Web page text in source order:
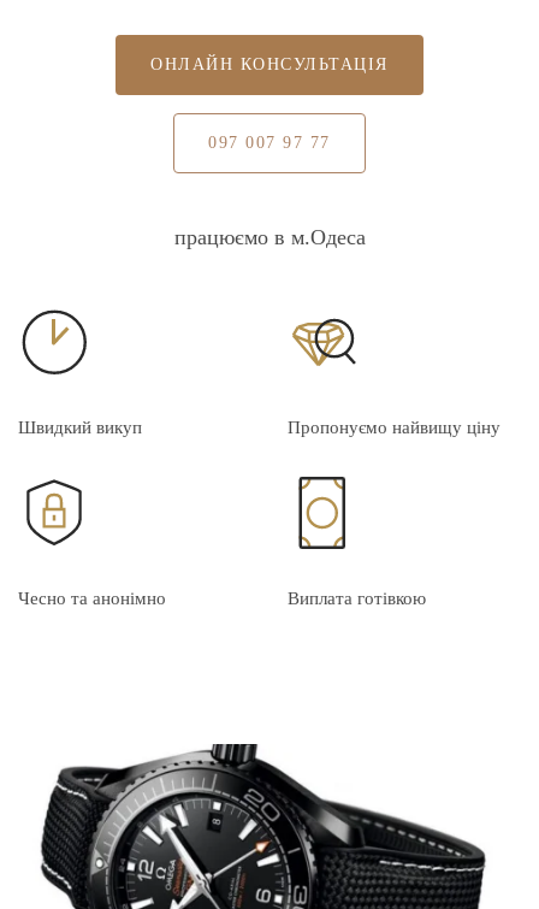
ОНЛАЙН КОНСУЛЬТАЦІЯ
097 007 97 77
працюємо в м.Одеса
Швидкий викуп Пропонуємо найвищу ціну
Чесно та анонімно Виплата готівкою